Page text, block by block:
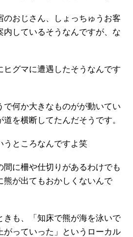
のおじさん、しょっちゅうお客
内しているそうなんですが、な
ヒグマに遭遇したそうなんです
で何か大きなものがが動いてい
を横断してたんだそうです。
うところなんですよ笑
間に柵や仕切りがあるわけでも
熊が出てもおかしくないんで
きも、「知床で熊が海を泳いで
がっていった」というローカル